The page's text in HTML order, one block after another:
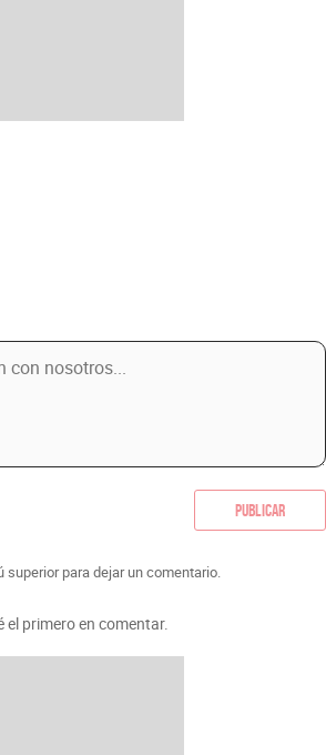
Publicar
para dejar un comentario.
el primero en comentar.